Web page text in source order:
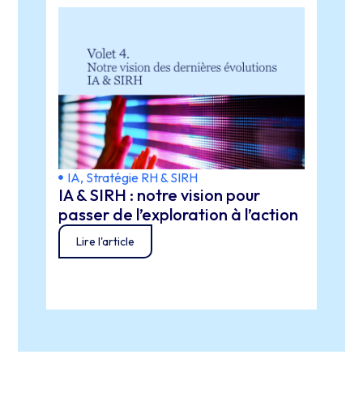
IA, Stratégie RH & SIRH
IA & SIRH : notre vision pour
passer de l’exploration à l’action
Lire l'article